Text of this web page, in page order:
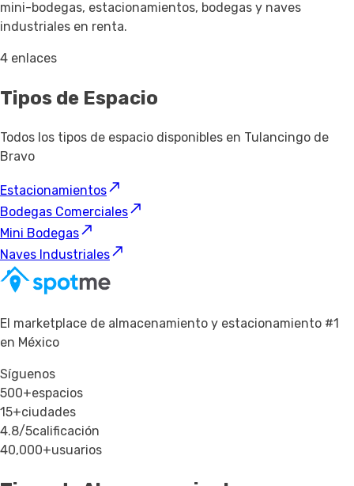
mini-bodegas, estacionamientos, bodegas y naves
industriales en renta.
4 enlaces
Tipos de Espacio
Todos los tipos de espacio disponibles en Tulancingo de
Bravo
Estacionamientos
Bodegas Comerciales
Mini Bodegas
Naves Industriales
El marketplace de almacenamiento y estacionamiento #1
en México
Síguenos
500+espacios
15+ciudades
4.8/5calificación
40,000+usuarios